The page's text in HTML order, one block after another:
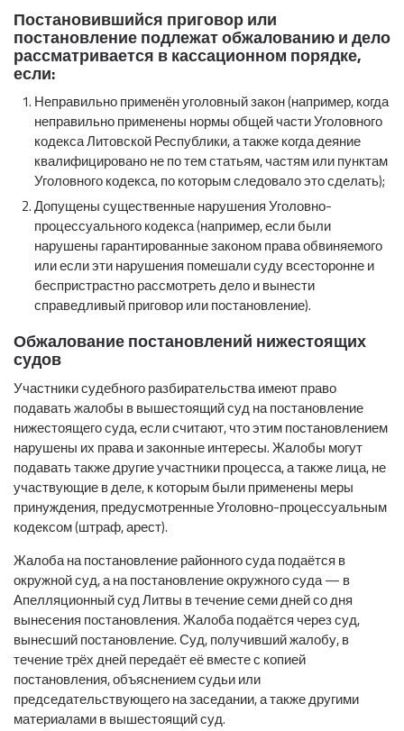
Постановившийся приговор или
постановление подлежат обжалованию и дело
рассматривается в кассационном порядке,
если:
Неправильно применён уголовный закон (например, когда
неправильно применены нормы общей части Уголовного
кодекса Литовской Республики, а также когда деяние
квалифицировано не по тем статьям, частям или пунктам
Уголовного кодекса, по которым следовало это сделать);
Допущены существенные нарушения Уголовно-
процессуального кодекса (например, если были
нарушены гарантированные законом права обвиняемого
или если эти нарушения помешали суду всесторонне и
беспристрастно рассмотреть дело и вынести
справедливый приговор или постановление).
Обжалование постановлений нижестоящих
судов
Участники судебного разбирательства имеют право
подавать жалобы в вышестоящий суд на постановление
нижестоящего суда, если считают, что этим постановлением
нарушены их права и законные интересы. Жалобы могут
подавать также другие участники процесса, а также лица, не
участвующие в деле, к которым были применены меры
принуждения, предусмотренные Уголовно-процессуальным
кодексом (штраф, арест).
Жалоба на постановление районного суда подаётся в
окружной суд, а на постановление окружного суда — в
Апелляционный суд Литвы в течение семи дней со дня
вынесения постановления. Жалоба подаётся через суд,
вынесший постановление. Суд, получивший жалобу, в
течение трёх дней передаёт её вместе с копией
постановления, объяснением судьи или
председательствующего на заседании, а также другими
материалами в вышестоящий суд.